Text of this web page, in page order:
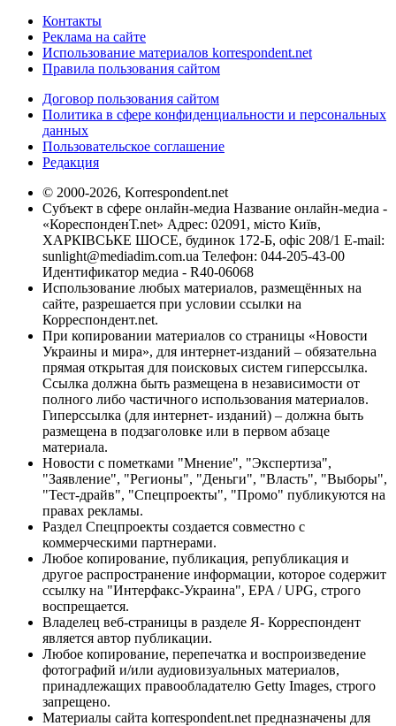
Контакты
Реклама на сайте
Использование материалов korrespondent.net
Правила пользования сайтом
Договор пользования сайтом
Политика в сфере конфиденциальности и персональных
данных
Пользовательское соглашение
Редакция
© 2000-2026, Korrespondent.net
Субъект в сфере онлайн-медиа Название онлайн-медиа -
«КореспонденТ.net» Адрес: 02091, місто Київ,
ХАРКІВСЬКЕ ШОСЕ, будинок 172-Б, офіс 208/1 E-mail:
sunlight@mediadim.com.ua Телефон: 044-205-43-00
Идентификатор медиа - R40-06068
Использование любых материалов, размещённых на
сайте, разрешается при условии ссылки на
Корреспондент.net.
При копировании материалов со страницы «Новости
Украины и мира», для интернет-изданий – обязательна
прямая открытая для поисковых систем гиперссылка.
Ссылка должна быть размещена в независимости от
полного либо частичного использования материалов.
Гиперссылка (для интернет- изданий) – должна быть
размещена в подзаголовке или в первом абзаце
материала.
Новости с пометками "Мнение", "Экспертиза",
"Заявление", "Регионы", "Деньги", "Власть", "Выборы",
"Тест-драйв", "Спецпроекты", "Промо" публикуются на
правах рекламы.
Раздел Спецпроекты создается совместно с
коммерческими партнерами.
Любое копирование, публикация, републикация и
другое распространение информации, которое содержит
ссылку на "Интерфакс-Украина", EPA / UPG, строго
воспрещается.
Владелец веб-страницы в разделе Я- Корреспондент
является автор публикации.
Любое копирование, перепечатка и воспроизведение
фотографий и/или аудиовизуальных материалов,
принадлежащих правообладателю Getty Images, строго
запрещено.
Материалы сайта korrespondent.net предназначены для